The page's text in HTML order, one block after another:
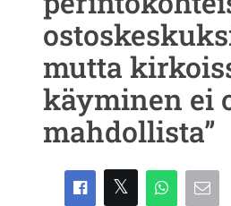
mutta
käyminen ei
mahdollista”